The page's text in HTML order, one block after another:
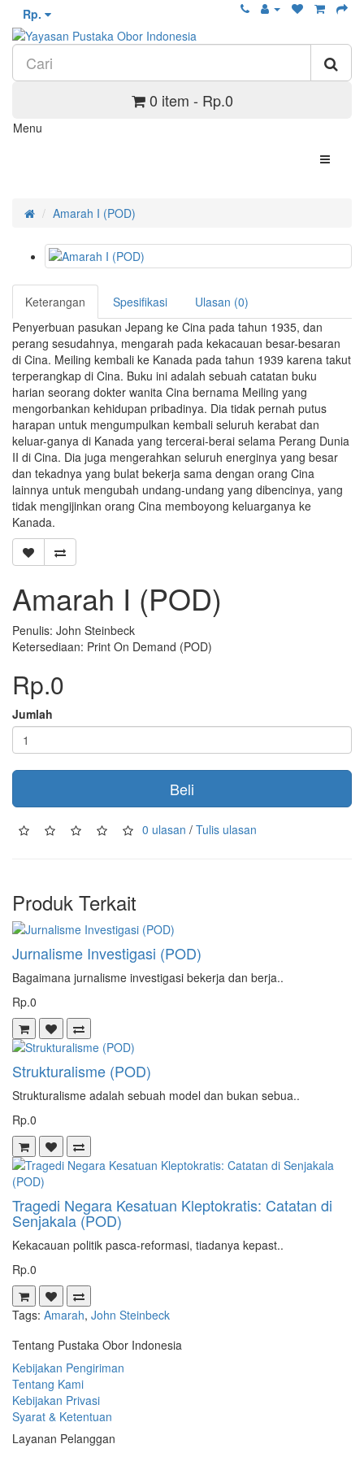
Rp.
0 item - Rp.0
Menu
Amarah I (POD)
Keterangan Spesifikasi
Ulasan (0)
Penyerbuan pasukan Jepang ke Cina pada tahun 1935, dan
perang sesudahnya, mengarah pada kekacauan besar-besaran
di Cina. Meiling kembali ke Kanada pada tahun 1939 karena takut
terperangkap di Cina. Buku ini adalah sebuah catatan buku
harian seorang dokter wanita Cina bernama Meiling yang
mengorbankan kehidupan pribadinya. Dia tidak pernah putus
harapan untuk mengumpulkan kembali seluruh kerabat dan
keluar-ganya di Kanada yang tercerai-berai selama Perang Dunia
II di Cina. Dia juga mengerahkan seluruh energinya yang besar
dan tekadnya yang bulat bekerja sama dengan orang Cina
lainnya untuk mengubah undang-undang yang dibencinya, yang
tidak mengijinkan orang Cina memboyong keluarganya ke
Kanada.
Amarah I (POD)
Penulis: John Steinbeck
Ketersediaan: Print On Demand (POD)
Rp.0
Jumlah
Beli
0 ulasan / Tulis ulasan
Produk Terkait
Jurnalisme Investigasi (POD)
Bagaimana jurnalisme investigasi bekerja dan berja..
Rp.0
Strukturalisme (POD)
Strukturalisme adalah sebuah model dan bukan sebua..
Rp.0
Tragedi Negara Kesatuan Kleptokratis: Catatan di
Senjakala (POD)
Kekacauan politik pasca-reformasi, tiadanya kepast..
Rp.0
Tags: Amarah, John Steinbeck
Tentang Pustaka Obor Indonesia
Kebijakan Pengiriman
Tentang Kami
Kebijakan Privasi
Syarat & Ketentuan
Layanan Pelanggan